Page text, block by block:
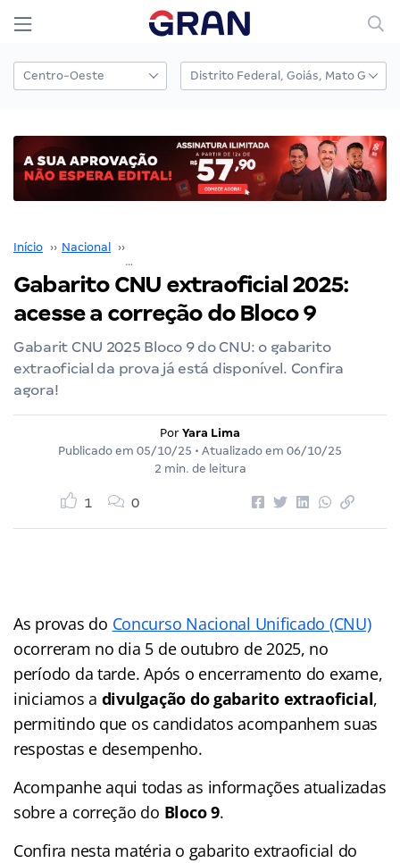
Início ›› Nacional ››
Gabarito CNU extraoficial 2025:
acesse a correção do Bloco 9
Gabarit CNU 2025 Bloco 9 do CNU: o gabarito
extraoficial da prova já está disponível. Confira
agora!
Por Yara Lima
Publicado em 05/10/25 • Atualizado em 06/10/25
2 min. de leitura
1 0
As provas do Concurso Nacional Unificado (CNU)
ocorreram no dia 5 de outubro de 2025, no
período da tarde. Após o encerramento do exame,
iniciamos a divulgação do gabarito extraoficial,
permitindo que os candidatos acompanhem suas
respostas e desempenho.
Acompanhe aqui todas as informações atualizadas
sobre a correção do Bloco 9.
Confira nesta matéria o gabarito extraoficial do